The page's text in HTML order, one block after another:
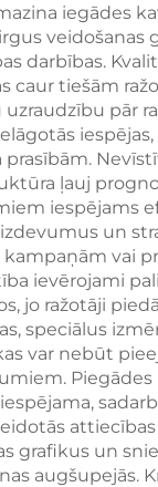
iegādes
veidošanas
darbības.
caur tiešām
pār
iespējas,
ļauj
iespējams
un
kampaņām vai
ievērojami
jo ražotāji
speciālus
var nebūt
Piegādes
grafikus un
augšupejās.